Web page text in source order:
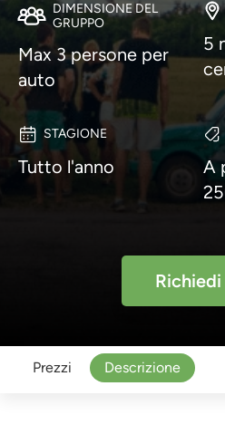
DIMENSIONE DEL
GRUPPO
Max 3 persone per
auto
5
STAGIONE
Tutto l'anno
A
Richiedi
Prezzi Descrizione